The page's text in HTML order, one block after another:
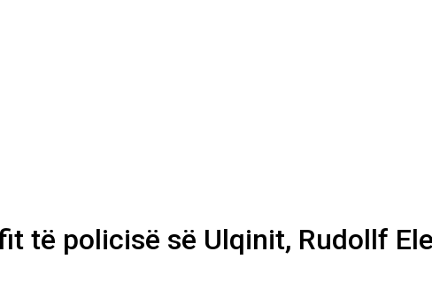
të policisë së Ulqinit, Rudollf